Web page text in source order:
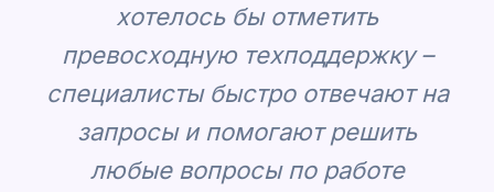
хотелось бы отметить
превосходную техподдержку –
специалисты быстро отвечают на
запросы и помогают решить
любые вопросы по работе